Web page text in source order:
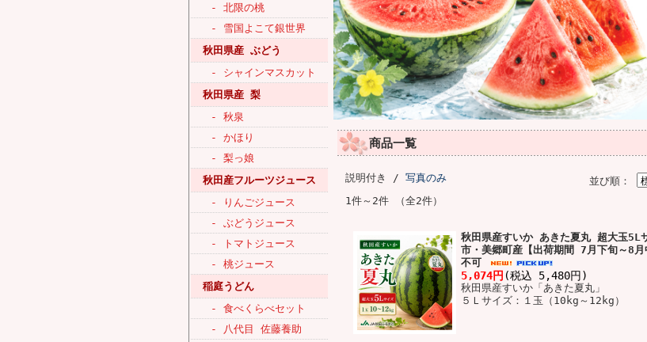
- 北限の桃
- 雪国よこて銀世界
秋田県産 ぶどう
- シャインマスカット
秋田県産 梨
- 秋泉
- かほり
- 梨っ娘
秋田産フルーツジュース
- りんごジュース
- ぶどうジュース
- トマトジュース
- 桃ジュース
稲庭うどん
- 食べくらべセット
- 八代目 佐藤養助
商品一覧
並び順：
説明付き / 写真のみ
1件～2件 （全2件）
秋田県産すいか あきた夏丸 超大玉
市・美郷町産【出荷期間 7月下旬～8
不可
5,074円 (税込 5,480円)
秋田県産すいか「あきた夏丸」
５Ｌサイズ：１玉（10kg～12kg）